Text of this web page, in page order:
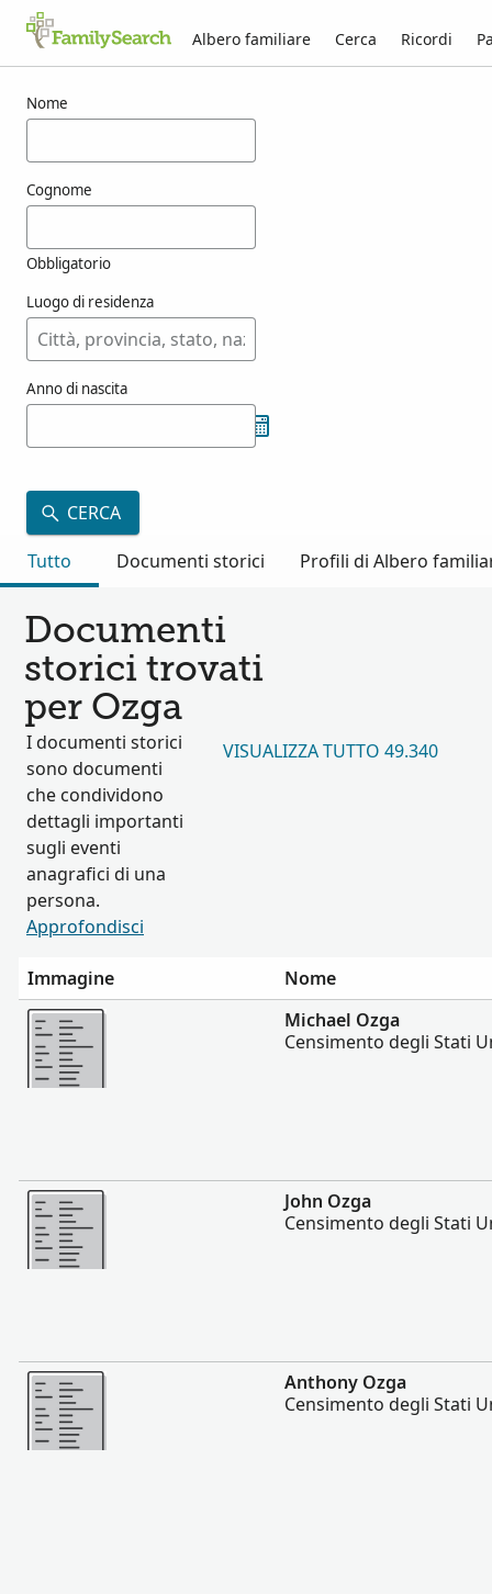
Albero familiare Cerca Ricordi
Nome
Cognome
Obbligatorio
Luogo di residenza
Anno di nascita
CERCA
Tutto
Documenti storici Profili di Albero
Documenti
storici trovati
per Ozga
I documenti storici
sono documenti
che condividono
dettagli importanti
sugli eventi
anagrafici di una
persona.
Approfondisci
VISUALIZZA TUTTO 49.340
Immagine
Nome
Altro
Michael Ozga
Censimento degli Stati
Altro
John Ozga
Censimento degli Stati
Altro
Anthony Ozga
Censimento degli Stati